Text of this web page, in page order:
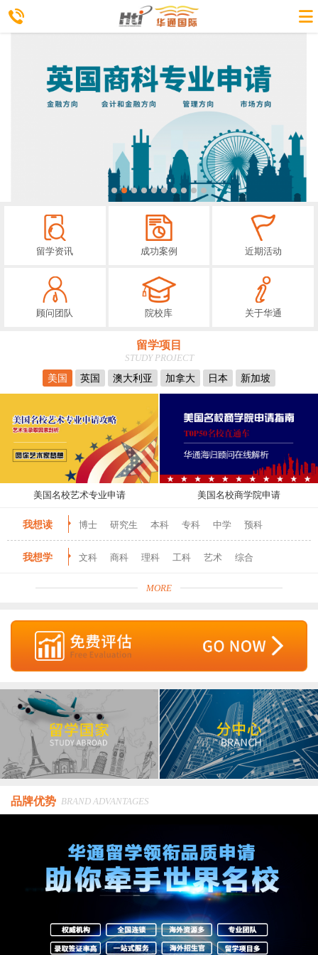
留学资讯 成功案例 近期活动
顾问团队 院校库 关于华通
留学项目
STUDY PROJECT
美国
英国 澳大利亚 加拿大 日本 新加坡
美国名校艺术专业申请 美国名校商学院申请
我想读 博士 研究生 本科 专科 中学 预科
我想学 文科 商科 理科 工科 艺术 综合
MORE
品牌优势 BRAND ADVANTAGES